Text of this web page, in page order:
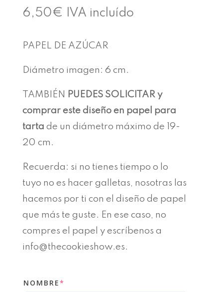
6,50€ IVA incluído
PAPEL DE AZÚCAR
Diámetro imagen: 6 cm.
TAMBIÉN PUEDES SOLICITAR y
comprar este diseño en papel para
tarta de un diámetro máximo de 19-
20 cm.
Recuerda: si no tienes tiempo o lo
tuyo no es hacer galletas, nosotras las
hacemos por ti con el diseño de papel
que más te guste. En ese caso, no
compres el papel y escríbenos a
info@thecookieshow.es.
NOMBRE*